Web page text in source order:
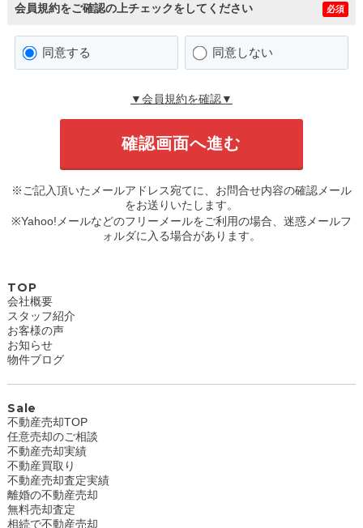
会員規約をご確認の上チェックをしてください 必須
同意する 同意しない
▼会員規約を確認▼
※ご記入頂いたメールアドレス宛てに、お問合せ内容の確認メール
をお送りいたします。
※Yahoo!メールなどのフリーメールをご利用の場合、迷惑メールフ
ォルダに入る場合があります。
TOP
会社概要
スタッフ紹介
お客様の声
お知らせ
物件ブログ
Sale
不動産売却TOP
任意売却のご相談
不動産売却実績
不動産買取り
不動産売却査定実績
離婚の不動産売却
無料売却査定
相続で不動産売却